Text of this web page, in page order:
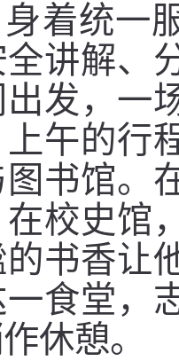
身着统一
全讲解
发，一
午的行
书馆。
校史馆
书香让
食堂，
休憩。